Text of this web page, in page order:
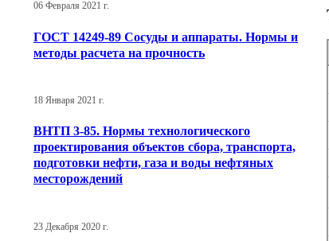
06 Февраля 2021 г.
ГОСТ 14249-89 Сосуды и аппараты. Нормы и
методы расчета на прочность
18 Января 2021 г.
ВНТП 3-85. Нормы технологического
проектирования объектов сбора, транспорта,
подготовки нефти, газа и воды нефтяных
месторождений
23 Декабря 2020 г.